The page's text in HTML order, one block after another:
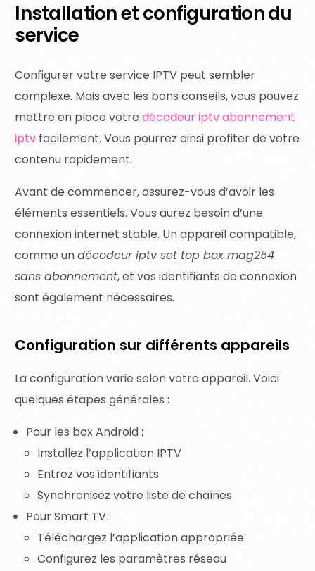
Installation et configuration du
service
Configurer votre service IPTV peut sembler
complexe. Mais avec les bons conseils, vous pouvez
mettre en place votredécodeur iptv abonnement
iptv facilement. Vous pourrez ainsi profiter de votre
contenu rapidement.
Avant de commencer, assurez-vous d’avoir les
éléments essentiels. Vous aurez besoin d’une
connexion internet stable. Un appareil compatible,
comme undécodeur iptv set top box mag254
sans abonnement, et vos identifiants de connexion
sont également nécessaires.
Configuration sur différents appareils
La configuration varie selon votre appareil. Voici
quelques étapes générales :
Pour les box Android :
Installez l’application IPTV
Entrez vos identifiants
Synchronisez votre liste de chaînes
Pour Smart TV :
Téléchargez l’application appropriée
Configurez les paramètres réseau